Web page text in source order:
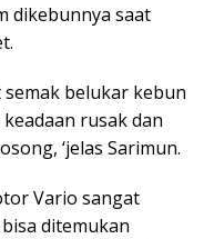
dikebunnya saat
belukar kebun
rusak dan
‘jelas Sarimun.
Vario sangat
ditemukan